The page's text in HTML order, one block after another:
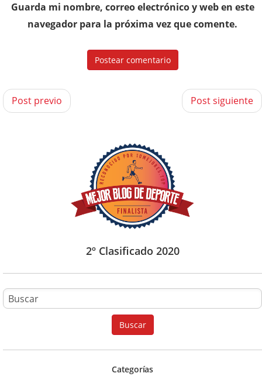
Guarda mi nombre, correo electrónico y web en este
navegador para la próxima vez que comente.
Post previo Post siguiente
2º Clasificado 2020
u
s
c
Buscar
Categorías